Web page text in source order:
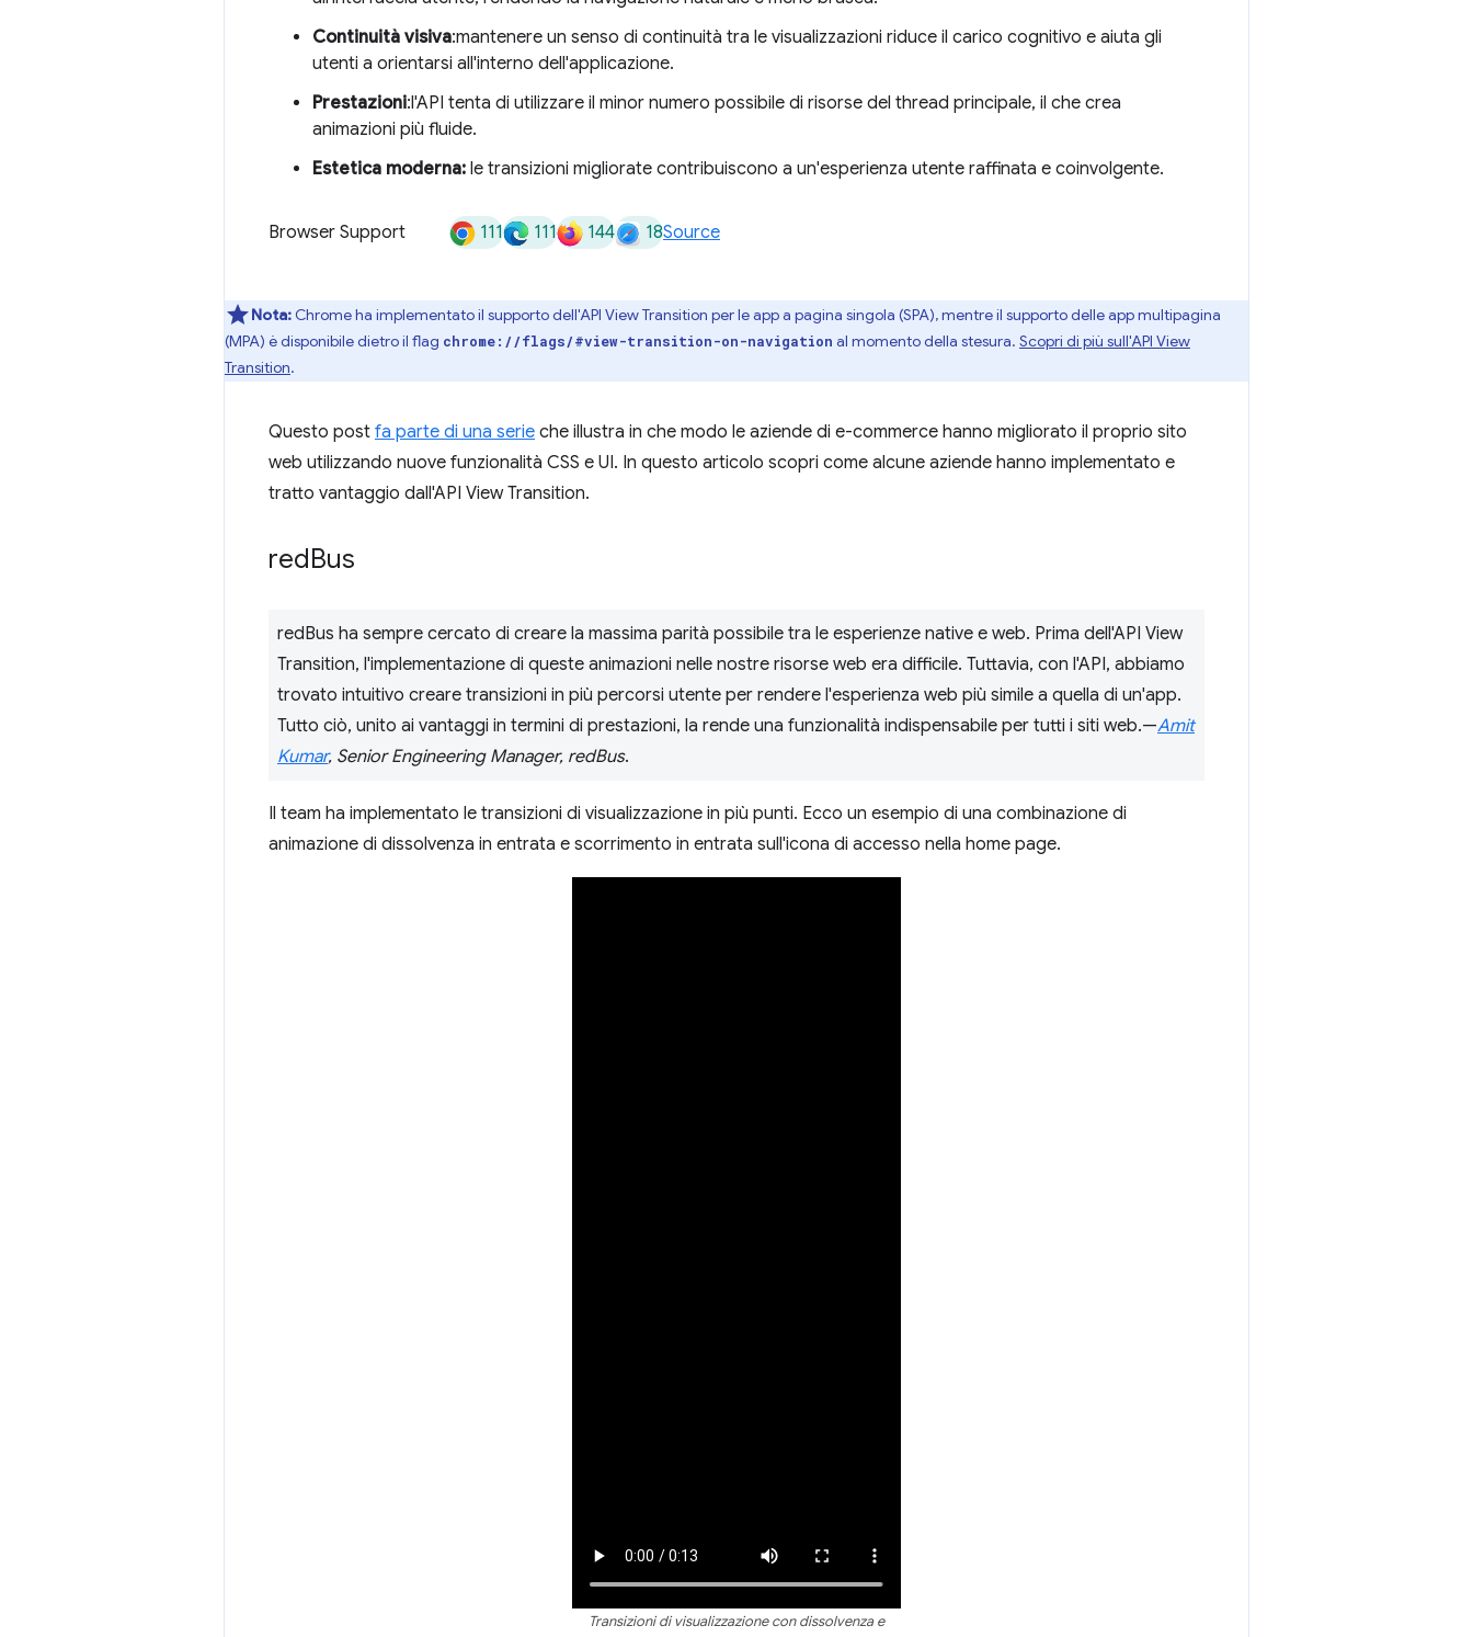
Continuità visiva:mantenere un senso di continuità tra le visualizzazioni riduce il carico cognitivo e aiuta gli
utenti a orientarsi all'interno dell'applicazione.
Prestazioni:l'API tenta di utilizzare il minor numero possibile di risorse del thread principale, il che crea
animazioni più fluide.
Estetica moderna: le transizioni migliorate contribuiscono a un'esperienza utente raffinata e coinvolgente.
Browser Support 111 111 144 18Source
Nota: Chrome ha implementato il supporto dell'API View Transition per le app a pagina singola (SPA), mentre il supporto delle app multipagina
(MPA) è disponibile dietro il flag chrome://flags/#view-transition-on-navigation al momento della stesura. Scopri di più sull'API View
Transition.
Questo post fa parte di una serie che illustra in che modo le aziende di e-commerce hanno migliorato il proprio sito
web utilizzando nuove funzionalità CSS e UI. In questo articolo scopri come alcune aziende hanno implementato e
tratto vantaggio dall'API View Transition.
redBus
redBus ha sempre cercato di creare la massima parità possibile tra le esperienze native e web. Prima dell'API View
Transition, l'implementazione di queste animazioni nelle nostre risorse web era difficile. Tuttavia, con l'API, abbiamo
trovato intuitivo creare transizioni in più percorsi utente per rendere l'esperienza web più simile a quella di un'app.
Tutto ciò, unito ai vantaggi in termini di prestazioni, la rende una funzionalità indispensabile per tutti i siti web.—Amit
Kumar, Senior Engineering Manager, redBus.
Il team ha implementato le transizioni di visualizzazione in più punti. Ecco un esempio di una combinazione di
animazione di dissolvenza in entrata e scorrimento in entrata sull'icona di accesso nella home page.
Transizioni di visualizzazione con dissolvenza e